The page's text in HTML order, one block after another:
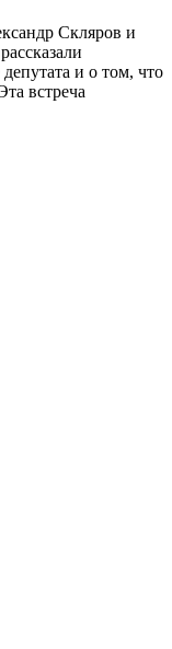
Скляров и
и о том, что
встреча